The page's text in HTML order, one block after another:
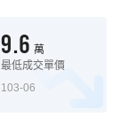
9.6 萬
最低成交單價
103-06